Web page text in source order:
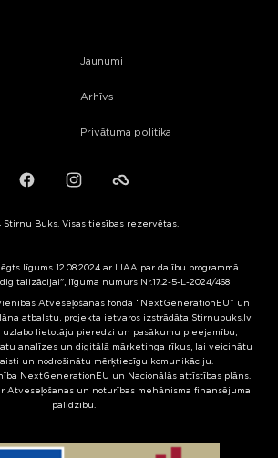
Jaunumi
Arhīvs
Privātuma politika
FacebookInstagramFailiem.lv
Stirnu Buks. Visas tiesības rezervētas.
līgums 12.08.2024 ar LIAA par dalību programmā
līguma numurs Nr.17.2-5-L-2024/468
Atveseļošanas fonda “NextGenerationEU” un
atbalstu, projekta ietvaros izstrādāta Stirnubuks.lv
uzlabo lietotāju pieredzi un pasākumu pieejamību,
analīzes un digitālā mārketinga rīkus, lai veicinātu
un nodrošinātu mērķtiecīgu komunikāciju.
NextGenerationEU un Nacionālās attīstības plāns.
Atveseļošanas un noturības mehānisma finansējuma
palīdzību.